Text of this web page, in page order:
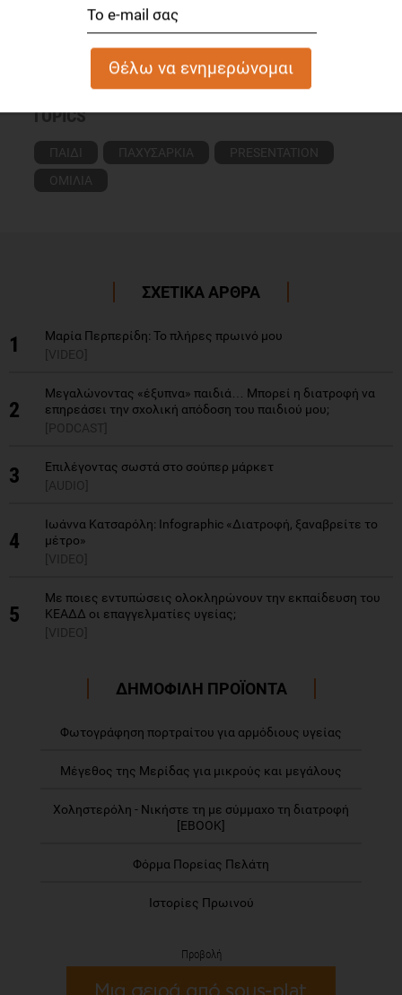
Δείτε το διαιτολογικό γραφείο
TOPICS
ΠΑΙΔΙ ΠΑΧΥΣΑΡΚΙΑ
PRESENTATION
ΟΜΙΛΙΑ
ΣΧΕΤΙΚΑ ΑΡΘΡΑ
1
Μαρία Περπερίδη: Το πλήρες πρωινό μου
[VIDEO]
2
Μεγαλώνοντας «έξυπνα» παιδιά… Μπορεί η διατροφή να
επηρεάσει την σχολική απόδοση του παιδιού μου;
[PODCAST]
3
Επιλέγοντας σωστά στο σούπερ μάρκετ
[AUDIO]
4
Ιωάννα Κατσαρόλη: Ιnfographic «Διατροφή, ξαναβρείτε το
μέτρο»
[VIDEO]
5
Με ποιες εντυπώσεις ολοκληρώνουν την εκπαίδευση του
ΚΕΑΔΔ οι επαγγελματίες υγείας;
[VIDEO]
ΔΗΜΟΦΙΛΗ ΠΡΟΪΟΝΤΑ
Φωτογράφηση πορτραίτου για αρμόδιους υγείας
Μέγεθος της Μερίδας για μικρούς και μεγάλους
Χοληστερόλη - Νικήστε τη με σύμμαχο τη διατροφή
[EBOOK]
Φόρμα Πορείας Πελάτη
Ιστορίες Πρωινού
Προβολή